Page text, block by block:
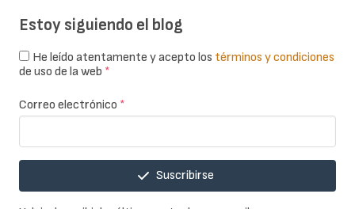
Estoy siguiendo el blog
He leído atentamente y acepto los términos y condiciones
de uso de la web *
Correo electrónico *
Suscribirse